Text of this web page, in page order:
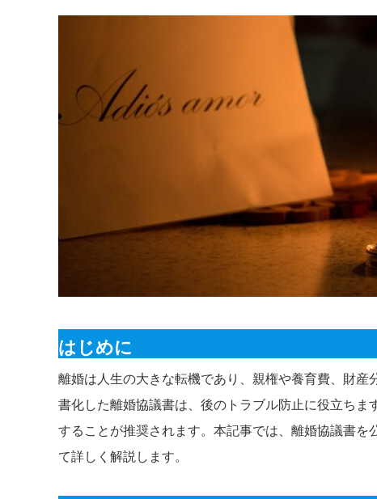
はじめに
離婚は人生の大きな転機であり、親権や養育費、財
書化した離婚協議書は、後のトラブル防止に役立ち
することが推奨されます。本記事では、離婚協議書
て詳しく解説します。